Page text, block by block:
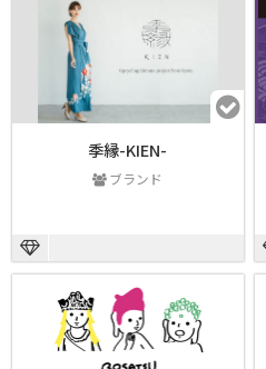
季縁-KIEN-
ブランド